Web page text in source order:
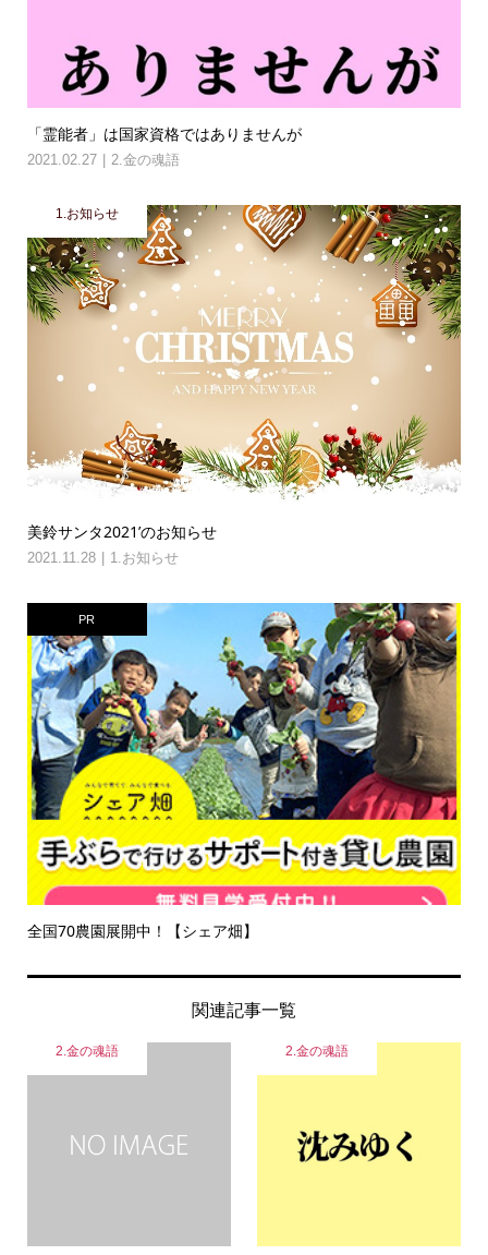
「霊能者」は国家資格ではありませんが
2021.02.27 2.金の魂語
1.お知らせ
美鈴サンタ2021’のお知らせ
2021.11.28 1.お知らせ
PR
全国70農園展開中！【シェア畑】
関連記事一覧
2.金の魂語 2.金の魂語